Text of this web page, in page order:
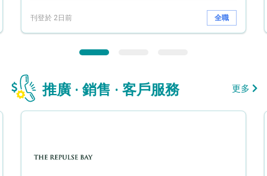
刊登於 2日前 全職
推廣 · 銷售 · 客戶服務 更多